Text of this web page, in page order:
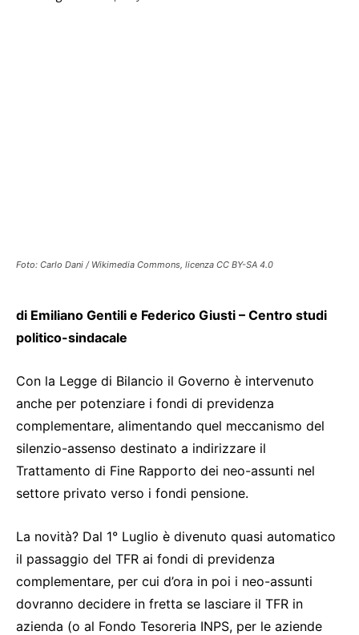
Foto: Carlo Dani / Wikimedia Commons, licenza CC BY-SA 4.0
di Emiliano Gentili e Federico Giusti – Centro studi
politico-sindacale
Con la Legge di Bilancio il Governo è intervenuto
anche per potenziare i fondi di previdenza
complementare, alimentando quel meccanismo del
silenzio-assenso destinato a indirizzare il
Trattamento di Fine Rapporto dei neo-assunti nel
settore privato verso i fondi pensione.
La novità? Dal 1° Luglio è divenuto quasi automatico
il passaggio del TFR ai fondi di previdenza
complementare, per cui d’ora in poi i neo-assunti
dovranno decidere in fretta se lasciare il TFR in
azienda (o al Fondo Tesoreria INPS, per le aziende